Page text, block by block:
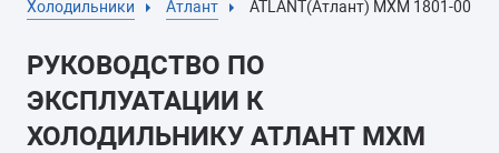
Холодильники Атлант ATLANT(Атлант) МХМ 1801-00
РУКОВОДСТВО ПО
ЭКСПЛУАТАЦИИ К
ХОЛОДИЛЬНИКУ АТЛАНТ МХМ